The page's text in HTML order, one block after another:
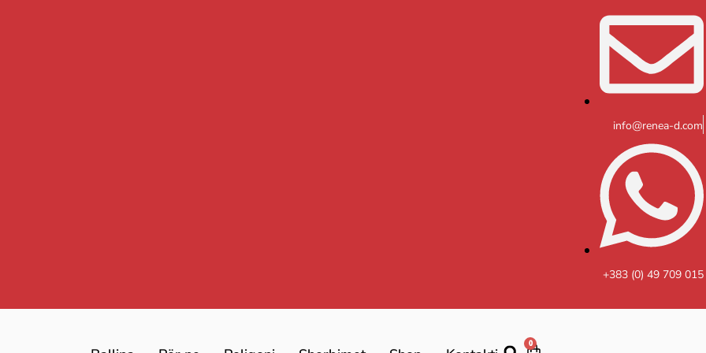
info@renea-d.com
+383 (0) 49 709 015
0